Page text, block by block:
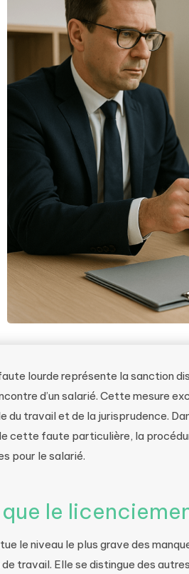
lourde représente la sanction
d’un salarié. Cette mesure
du travail et de la jurisprudence.
cette faute particulière, la
pour le salarié.
le
le niveau le plus grave des
travail. Elle se distingue des